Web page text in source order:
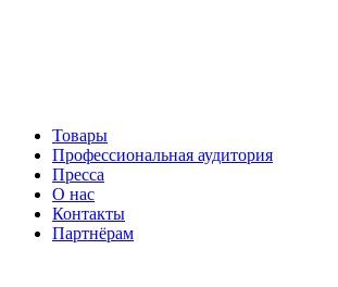
Товары
Профессиональная аудитория
Пресса
О нас
Контакты
Партнёрам